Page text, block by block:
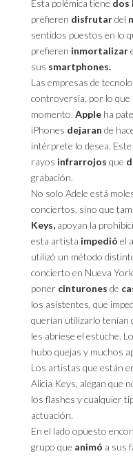
Esta polémica tiene dos
prefieren disfrutardel
sentidos puestos en lo
prefieren inmortalizar
sus smartphones.
Las empresas de
controversia, por lo que
momento. Appleha
iPhones dejaran de
intérprete lo desea.
rayos infrarrojos que
grabación.
No solo Adele está
conciertos, sino que
Keys,apoyan la
esta artista impedió el
utilizó un método
concierto en Nueva
poner cinturones de
los asistentes, que
querían utilizarlo tenían
les abriese el estuche.
hubo quejas y muchos
Los artistas que están
Alicia Keys, alegan que
los flashes y cualquier
actuación.
En el lado opuesto
grupo que animó a sus